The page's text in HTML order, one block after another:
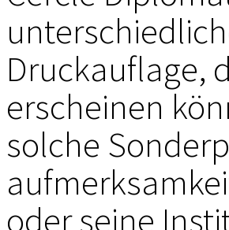
Druckauflage,
erscheinen
solche
oder seine